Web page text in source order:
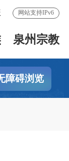
网站支持IPv6
泉州宗教
障碍浏览